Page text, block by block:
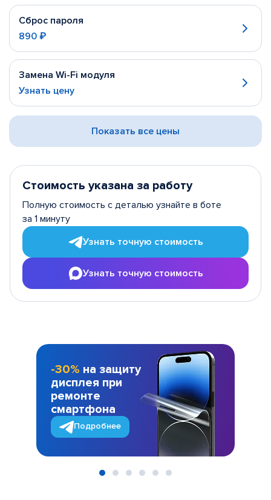
Сброс пароля
890 ₽
Замена Wi-Fi модуля
Узнать цену
Показать все цены
Стоимость указана за работу
Полную стоимость с деталью узнайте в боте
за 1 минуту
Узнать точную стоимость
Узнать точную стоимость
-30% на защиту
дисплея при
ремонте
смартфона
Подробнее